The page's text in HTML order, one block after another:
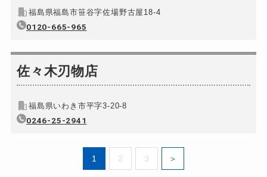
福島県福島市笹谷字佐場野古屋18-4
0120-665-965
佐々木刃物店
福島県いわき市平字3-20-8
0246-25-2941
1 2 3